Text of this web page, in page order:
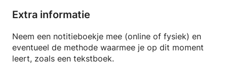
Daarnaast, als je gewoon voor de lol leert, ben je
ook welkom.
Extra informatie
Neem een notitieboekje mee (online of fysiek) en
eventueel de methode waarmee je op dit moment
leert, zoals een tekstboek.